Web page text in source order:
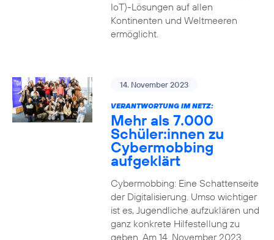
IoT)-Lösungen auf allen
Kontinenten und Weltmeeren
ermöglicht.
14. November 2023
VERANTWORTUNG IM NETZ:
Mehr als 7.000
Schüler:innen zu
Cybermobbing
aufgeklärt
Cybermobbing: Eine Schattenseite
der Digitalisierung. Umso wichtiger
ist es, Jugendliche aufzuklären und
ganz konkrete Hilfestellung zu
geben. Am 14. November 2023